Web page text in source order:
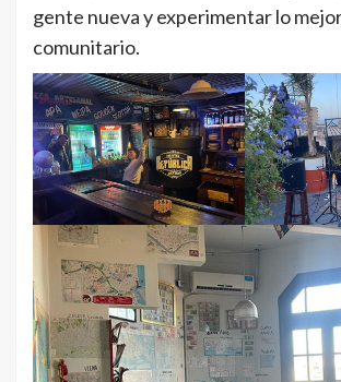
gente nueva y experimentar lo
comunitario.